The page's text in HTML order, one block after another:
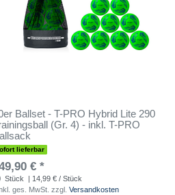
Ballset - T-PRO Hybrid Lite 290
(Gr. 4) - inkl. T-PRO
lieferbar
€ *
Stück
| 14,99 € / Stück
ges. MwSt. zzgl. Versandkosten